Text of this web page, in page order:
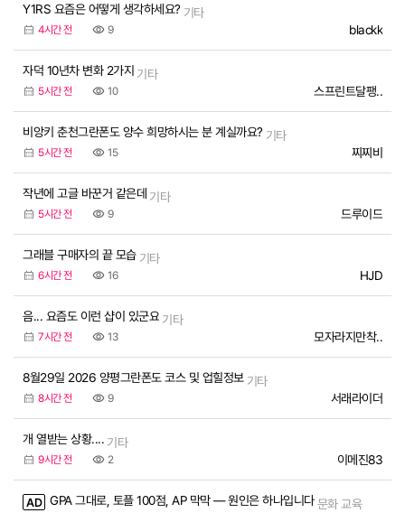
Y1RS 요즘은 어떻게 생각하세요? 기타
blackk
4시간 전 9
자덕 10년차 변화 2가지 기타
스프린트달팽..
5시간 전 10
비앙키 춘천그란폰도 양수 희망하시는 분 계실까요? 기타
찌찌비
5시간 전 15
작년에 고글 바꾼거 같은데 기타
드루이드
5시간 전 9
그래블 구매자의 끝 모습 기타
HJD
6시간 전 16
음... 요즘도 이런 샵이 있군요 기타
모자라지만착..
7시간 전 13
8월29일 2026 양평그란폰도 코스 및 업힐정보 기타
서래라이더
8시간 전 9
개 열받는 상황.... 기타
이메진83
9시간 전 2
AD GPA 그대로, 토플 100점, AP 막막 — 원인은 하나입니다 문화 교육